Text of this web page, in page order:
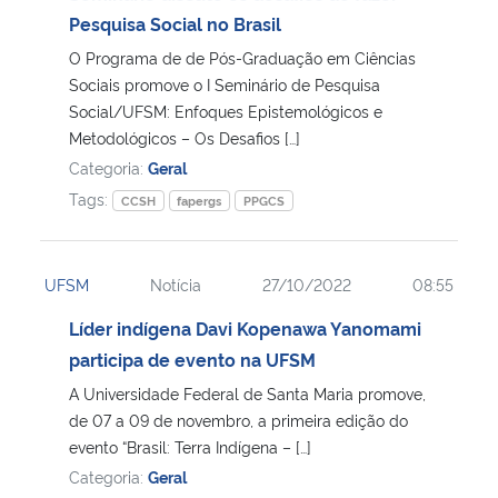
Pesquisa Social no Brasil
O Programa de de Pós-Graduação em Ciências
Sociais promove o I Seminário de Pesquisa
Social/UFSM: Enfoques Epistemológicos e
Metodológicos – Os Desafios […]
Categoria: Geral
Tags:
CCSH fapergs PPGCS
UFSM Notícia 27/10/2022 08:55
Líder indígena Davi Kopenawa Yanomami
participa de evento na UFSM
A Universidade Federal de Santa Maria promove,
de 07 a 09 de novembro, a primeira edição do
evento “Brasil: Terra Indígena – […]
Categoria: Geral